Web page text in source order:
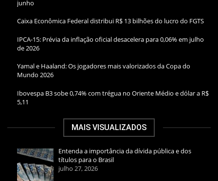
junho
Caixa Econômica Federal distribui R$ 13 bilhões do lucro do FGTS
IPCA-15: Prévia da inflação oficial desacelera para 0,06% em julho
de 2026
Yamal e Haaland: Os jogadores mais valorizados da Copa do
Mundo 2026
Ibovespa B3 sobe 0,74% com trégua no Oriente Médio e dólar a R$
5,11
MAIS VISUALIZADOS
Entenda a importância da dívida pública e dos
títulos para o Brasil
julho 27, 2026